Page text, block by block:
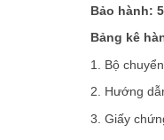
Bảo hành:
Bảng kê
1. Bộ
2. Hướng
3. Giấy